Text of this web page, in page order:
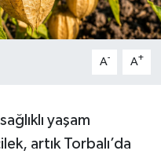
A- A+
yaşam
artık Torbalı’da